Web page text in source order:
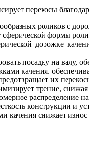
перекосы
роликов с
формы
дорожке
посадку на валу,
качения,
их
трение, снижая
конструкции и
качения снижает